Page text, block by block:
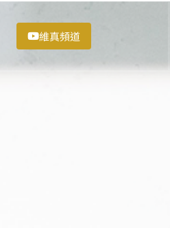
維真頻道